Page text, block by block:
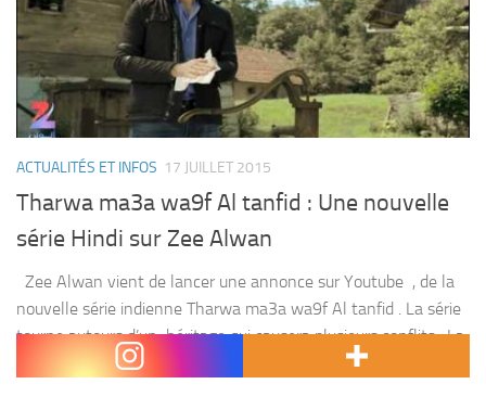
ACTUALITÉS ET INFOS 17 JUILLET 2015
Tharwa ma3a wa9f Al tanfid : Une nouvelle
série Hindi sur Zee Alwan
Zee Alwan vient de lancer une annonce sur Youtube , de la
nouvelle série indienne Tharwa ma3a wa9f Al tanfid . La série
tourne autours d’un héritage qui causera plusieurs conflits . La
série sera bientôt...